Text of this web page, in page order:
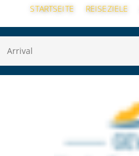
STARTSEITE REISEZIELE